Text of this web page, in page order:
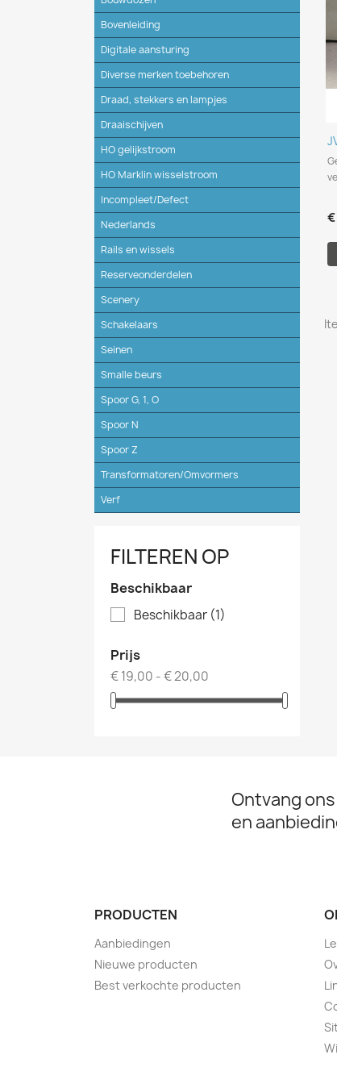
Bovenleiding
Digitale aansturing
Diverse merken toebehoren
Draad, stekkers en lampjes
Draaischijven
HO gelijkstroom
HO Marklin wisselstroom
Incompleet/Defect
Nederlands
Rails en wissels
Reserveonderdelen
Scenery
Schakelaars
Seinen
Smalle beurs
Spoor G, 1, O
Spoor N
Spoor Z
Transformatoren/Omvormers
Verf
FILTEREN OP
Beschikbaar
Beschikbaar (1)
Prijs
€ 19,00 - € 20,00
€
Ontvang
en
PRODUCTEN
Aanbiedingen
Nieuwe producten
Best verkochte producten